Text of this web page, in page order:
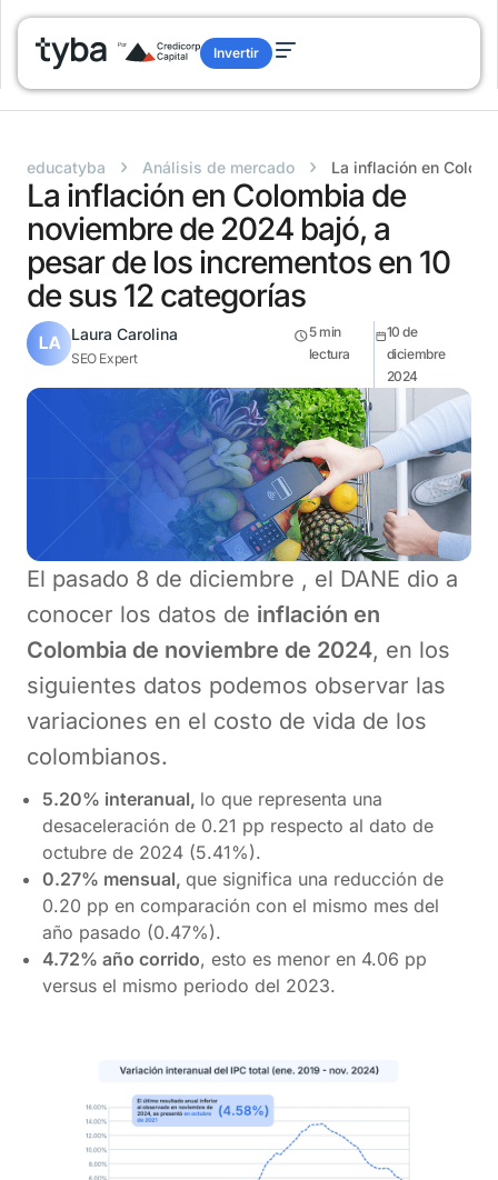
Invertir
educatyba › Análisis de mercado › La inflación en
La inflación en Colombia de
noviembre de 2024 bajó, a
pesar de los incrementos en 10
de sus 12 categorías
Laura Carolina
SEO Expert
5 min
lectura
10 de
diciembre
2024
El pasado 8 de diciembre , el DANE dio a
conocer los datos de inflación en
Colombia de noviembre de 2024, en los
siguientes datos podemos observar las
variaciones en el costo de vida de los
colombianos.
5.20% interanual, lo que representa una
desaceleración de 0.21 pp respecto al dato de
octubre de 2024 (5.41%).
0.27% mensual, que significa una reducción de
0.20 pp en comparación con el mismo mes del
año pasado (0.47%).
4.72% año corrido, esto es menor en 4.06 pp
versus el mismo periodo del 2023.